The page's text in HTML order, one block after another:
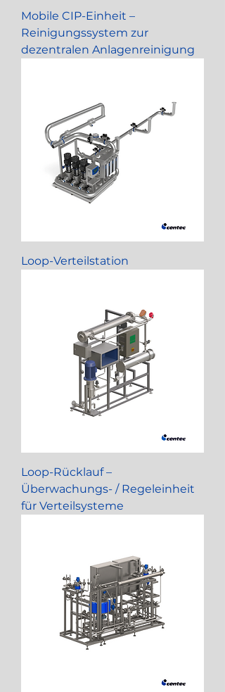
Mobile CIP-Einheit –
Reinigungssystem zur
dezentralen Anlagenreinigung
Loop-Verteilstation
Loop-Rücklauf –
Überwachungs- / Regeleinheit
für Verteilsysteme